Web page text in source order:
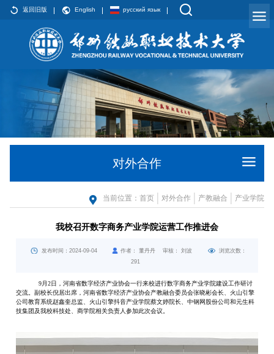
返回旧版 English русский язык
对外合作
当前位置： 首页 对外合作 产教融合 产业学院
我校召开数字商务产业学院运营工作推进会
发布时间：2024-09-04 作者： 董丹丹 审核： 刘波
浏览次数：
291
9月2日，河南省数字经济产业协会一行来校进行数字商务产业学院建设工作研讨
交流。副校长倪居出席，河南省数字经济产业协会产教融合委员会张晓彬会长、 火山引擎
公司教育系统赵鑫奎总监、 火山引擎抖音产业学院蔡文婷院长、中钢网股份公司和元生科
技集团及我校科技处、商学院相关负责人参加此次会议。